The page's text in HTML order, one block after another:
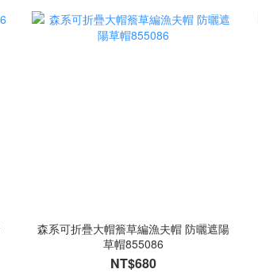
森系可折疊大帽簷草編漁夫帽 防曬遮陽
草帽855086
NT$680